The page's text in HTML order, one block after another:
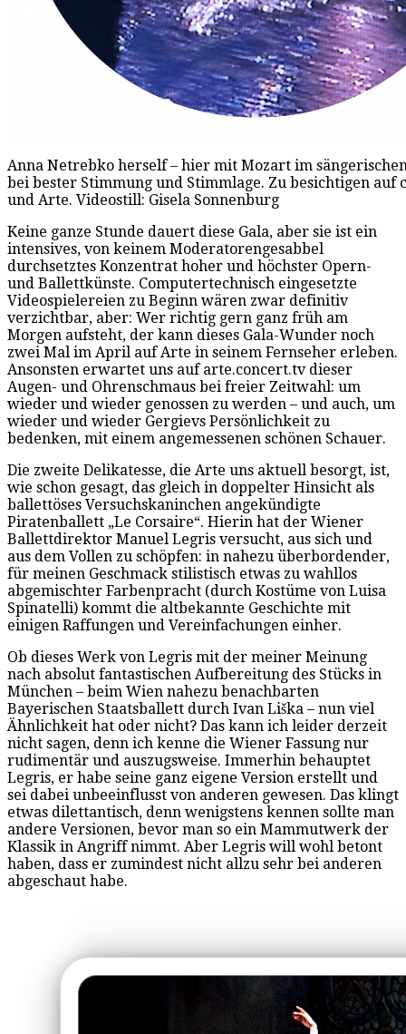
Anna Netrebko herself – hier mit Mozart im
bei bester Stimmung und Stimmlage. Zu besichtigen auf
und Arte. Videostill: Gisela Sonnenburg
Keine ganze Stunde dauert diese Gala, aber sie ist ein
intensives, von keinem Moderatorengesabbel
durchsetztes Konzentrat hoher und höchster Opern-
und Ballettkünste. Computertechnisch eingesetzte
Videospielereien zu Beginn wären zwar definitiv
verzichtbar, aber: Wer richtig gern ganz früh am
Morgen aufsteht, der kann dieses Gala-Wunder noch
zwei Mal im April auf Arte in seinem Fernseher erleben.
Ansonsten erwartet uns auf arte.concert.tv dieser
Augen- und Ohrenschmaus bei freier Zeitwahl: um
wieder und wieder genossen zu werden – und auch, um
wieder und wieder Gergievs Persönlichkeit zu
bedenken, mit einem angemessenen schönen Schauer.
Die zweite Delikatesse, die Arte uns aktuell besorgt, ist,
wie schon gesagt, das gleich in doppelter Hinsicht als
ballettöses Versuchskaninchen angekündigte
Piratenballett „Le Corsaire“. Hierin hat der Wiener
Ballettdirektor Manuel Legris versucht, aus sich und
aus dem Vollen zu schöpfen: in nahezu überbordender,
für meinen Geschmack stilistisch etwas zu wahllos
abgemischter Farbenpracht (durch Kostüme von Luisa
Spinatelli) kommt die altbekannte Geschichte mit
einigen Raffungen und Vereinfachungen einher.
Ob dieses Werk von Legris mit der meiner Meinung
nach absolut fantastischen Aufbereitung des Stücks in
München – beim Wien nahezu benachbarten
Bayerischen Staatsballett durch Ivan Liška – nun viel
Ähnlichkeit hat oder nicht? Das kann ich leider derzeit
nicht sagen, denn ich kenne die Wiener Fassung nur
rudimentär und auszugsweise. Immerhin behauptet
Legris, er habe seine ganz eigene Version erstellt und
sei dabei unbeeinflusst von anderen gewesen. Das klingt
etwas dilettantisch, denn wenigstens kennen sollte man
andere Versionen, bevor man so ein Mammutwerk der
Klassik in Angriff nimmt. Aber Legris will wohl betont
haben, dass er zumindest nicht allzu sehr bei anderen
abgeschaut habe.